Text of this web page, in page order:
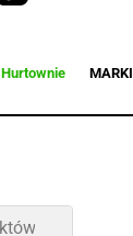
Hurtownie MARKI